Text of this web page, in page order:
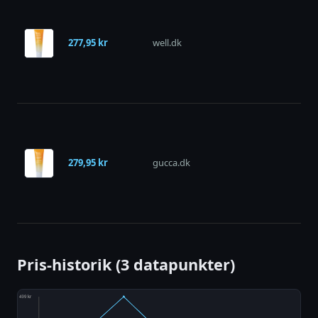
277,95 kr well.dk
279,95 kr gucca.dk
Pris-historik (3 datapunkter)